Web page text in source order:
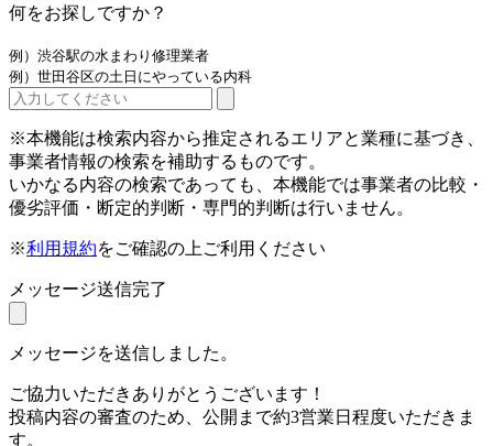
何をお探しですか？
例）渋谷駅の水まわり修理業者
例）世田谷区の土日にやっている内科
※本機能は検索内容から推定されるエリアと業種に基づき、
事業者情報の検索を補助するものです。
いかなる内容の検索であっても、本機能では事業者の比較・
優劣評価・断定的判断・専門的判断は行いません。
※利用規約をご確認の上ご利用ください
メッセージ送信完了
メッセージを送信しました。
ご協力いただきありがとうございます！
投稿内容の審査のため、公開まで約3営業日程度いただきま
す。